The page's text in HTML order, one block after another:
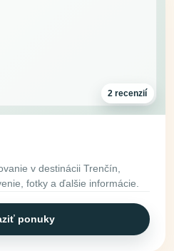
2 recenzií
v destinácii Trenčín,
fotky a ďalšie informácie.
ponuky